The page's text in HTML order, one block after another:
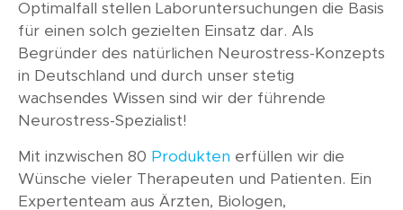
Optimalfall stellen Laboruntersuchungen die Basis
für einen solch gezielten Einsatz dar. Als
Begründer des natürlichen Neurostress-Konzepts
in Deutschland und durch unser stetig
wachsendes Wissen sind wir der führende
Neurostress-Spezialist!
Mit inzwischen 80 Produkten erfüllen wir die
Wünsche vieler Therapeuten und Patienten. Ein
Expertenteam aus Ärzten, Biologen,